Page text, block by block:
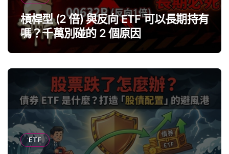
槓桿型 (2 倍) 與反向 ETF 可以長期持有
嗎？千萬別碰的 2 個原因
ETF